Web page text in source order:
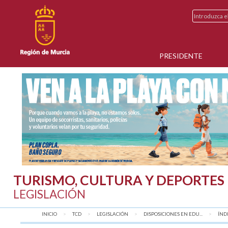
PRESIDENTE
TURISMO, CULTURA Y DEPORTES
LEGISLACIÓN
INICIO TCD LEGISLACIÓN DISPOSICIONES EN EDU...